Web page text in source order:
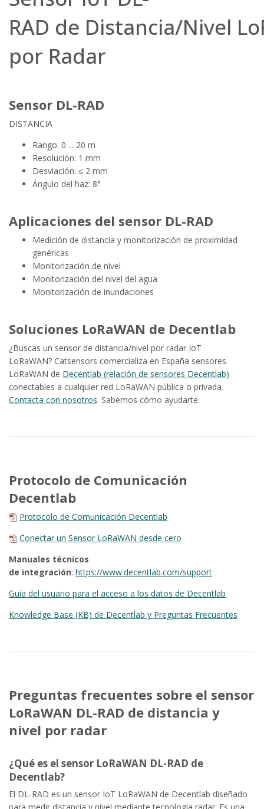
RAD de Distancia/Nivel
por Radar
Sensor DL-RAD
DISTANCIA
Rango: 0 ... 20 m
Resolución: 1 mm
Desviación: ≤ 2 mm
Ángulo del haz: 8°
Aplicaciones del sensor DL-RAD
Medición de distancia y monitorización de proximidad
genéricas
Monitorización de nivel
Monitorización del nivel del agua
Monitorización de inundaciones
Soluciones LoRaWAN de Decentlab
¿Buscas un sensor de distancia/nivel por radar IoT
LoRaWAN? Catsensors comercializa en España sensores
LoRaWAN de Decentlab (relación de sensores Decentlab)
conectables a cualquier red LoRaWAN pública o privada.
Contacta con nosotros. Sabemos cómo ayudarte.
Protocolo de Comunicación
Decentlab
Protocolo de Comunicación Decentlab
Conectar un Sensor LoRaWAN desde cero
Manuales técnicos
de integración: https://www.decentlab.com/support
Guía del usuario para el acceso a los datos de Decentlab
Knowledge Base (KB) de Decentlab y Preguntas Frecuentes
Preguntas frecuentes sobre el sensor
LoRaWAN DL-RAD de distancia y
nivel por radar
¿Qué es el sensor LoRaWAN DL-RAD de
Decentlab?
El DL-RAD es un sensor IoT LoRaWAN de Decentlab diseñado
para medir distancia y nivel mediante tecnología radar. Es una